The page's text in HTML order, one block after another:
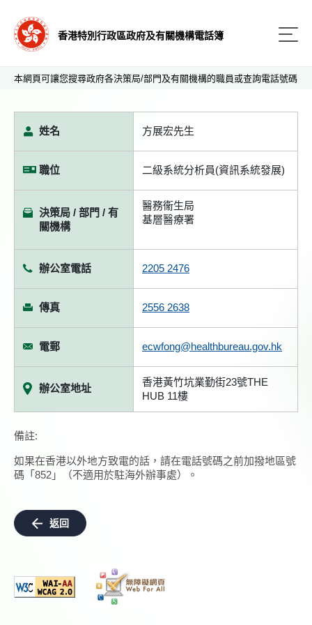
香港特別行政區政府及有關機構電話簿
本網頁可讓您搜尋政府各決策局/部門及有關機構的職員或查詢電話號碼
姓名 方展宏先生
職位 二級系統分析員(資訊系統發展)
決策局 / 部門 / 有
關機構
醫務衞生局
基層醫療署
辦公室電話 2205 2476
傳真 2556 2638
電郵 ecwfong@healthbureau.gov.hk
辦公室地址
香港黃竹坑業勤街23號THE
HUB 11樓
備註:
如果在香港以外地方致電的話，請在電話號碼之前加撥地區號
碼「852」（不適用於駐海外辦事處）。
返回